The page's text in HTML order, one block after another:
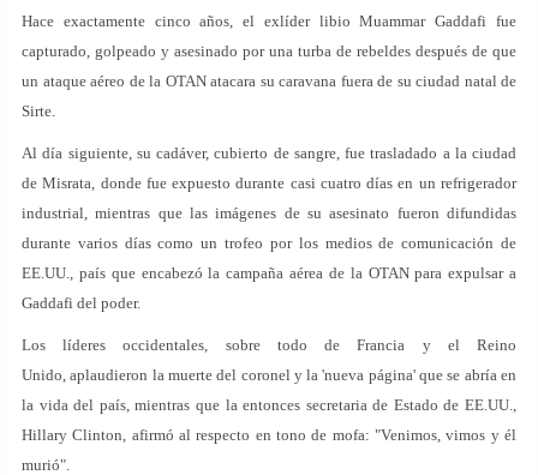
Hace exactamente cinco años, el exlíder libio Muammar Gaddafi fue
capturado, golpeado y asesinado por una turba de rebeldes después de que
un ataque aéreo de la OTAN atacara su caravana fuera de su ciudad natal de
Sirte.
Al día siguiente, su cadáver, cubierto de sangre, fue trasladado a la ciudad
de Misrata, donde fue expuesto durante casi cuatro días en un refrigerador
industrial, mientras que las imágenes de su asesinato fueron difundidas
durante varios días como un trofeo por los medios de comunicación de
EE.UU., país que encabezó la campaña aérea de la OTAN para expulsar a
Gaddafi del poder.
Los líderes occidentales, sobre todo de Francia y el Reino
Unido, aplaudieron la muerte del coronel y la 'nueva página' que se abría en
la vida del país, mientras que la entonces secretaria de Estado de EE.UU.,
Hillary Clinton, afirmó al respecto en tono de mofa: "Venimos, vimos y él
murió".